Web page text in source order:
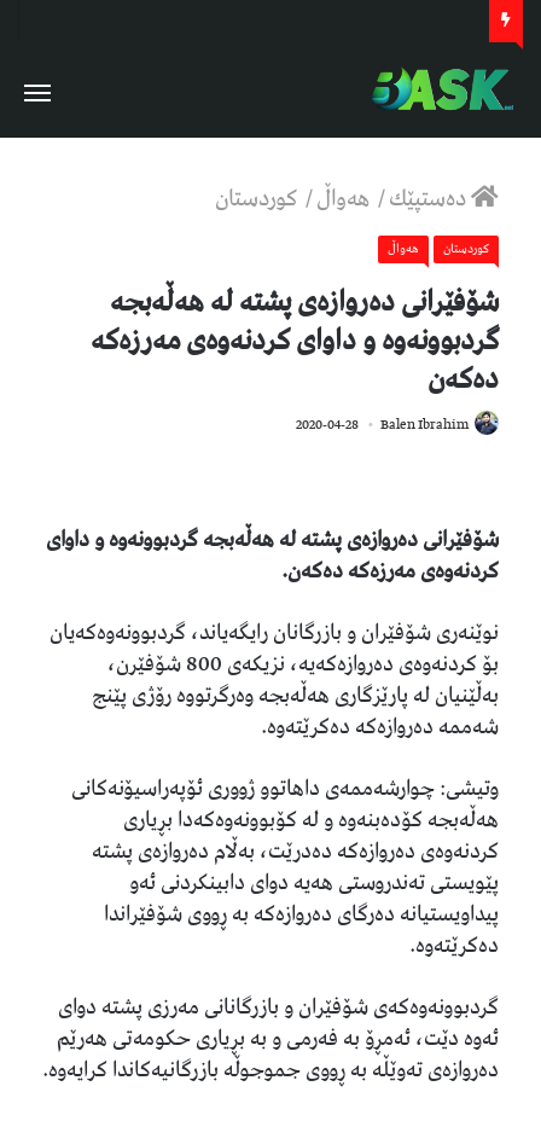
دەستپێك/ هەواڵ/ كوردستان
كوردستان هەواڵ
شۆفێرانى دەروازەی پشتە لە هەڵەبجە
گردبوونەوە و داواى کردنەوەى مەرزەکە
دەکەن
Balen Ibrahim
2020-04-28
شۆفێرانى دەروازەی پشتە لە هەڵەبجە گردبوونەوە و داواى
کردنەوەى مەرزەکە دەکەن.
نوێنەرى شۆفێران و بازرگانان رایگه‌یاند، گردبوونەوەکەیان
بۆ کردنەوەى دەروازەکەیە، نزیکەى 800 شۆفێرن،
بەڵێنیان لە پارێزگارى هەڵەبجە وەرگرتووە رۆژى پێنج
شەممە دەروازەکە دەکرێتەوە.
وتیشى: چوارشەممەى داهاتوو ژوورى ئۆپەراسیۆنەکانى
هەڵەبجە کۆدەبنەوە و لە کۆبوونەوەکەدا بڕیارى
کردنەوەى دەروازەکە دەدرێت، بەڵام دەروازەى پشتە
پێویستى تەندروستى هەیە دواى دابینکردنى ئەو
پیداویستیانە دەرگاى دەروازەکە بە ڕووى شۆفێراندا
دەکرێتەوە.
گردبوونەوەکەى شۆفێران و بازرگانانى مەرزى پشتە دواى
ئەوە دێت، ئەمڕۆ بە فەرمى و بە بڕیارى حکومەتى هەرێم
دەروازەی تەوێڵە بە ڕووی جموجوڵە بازرگانیەکاندا کرایەوە.